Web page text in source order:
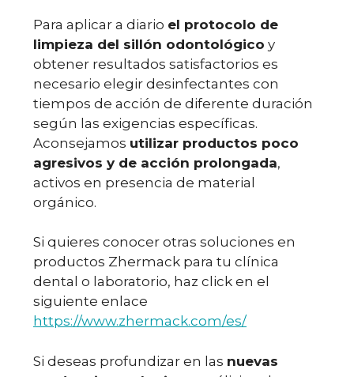
Para aplicar a diario el protocolo de
limpieza del sillón odontológico y
obtener resultados satisfactorios es
necesario elegir desinfectantes con
tiempos de acción de diferente duración
según las exigencias específicas.
Aconsejamos utilizar productos poco
agresivos y de acción prolongada,
activos en presencia de material
orgánico.
Si quieres conocer otras soluciones en
productos Zhermack para tu clínica
dental o laboratorio, haz click en el
siguiente enlace
https://www.zhermack.com/es/
Si deseas profundizar en las nuevas